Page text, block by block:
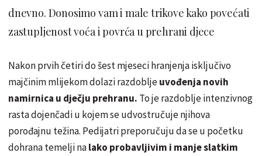
dnevno. Donosimo vam i male trikove kako povećati
zastupljenost voća i povrća u prehrani djece
Nakon prvih četiri do šest mjeseci hranjenja isključivo
majčinim mlijekom dolazi razdobljeuvođenja novih
namirnica u dječju prehranu. To je razdoblje intenzivnog
rasta dojenčadi u kojem se udvostručuje njihova
porođajnu težina. Pedijatri preporučuju da se u početku
dohrana temelji nalako probavljivim i manje slatkim